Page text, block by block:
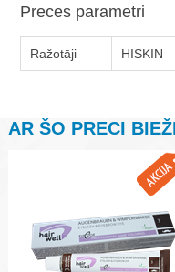
Preces parametri
Ražotāji HISKIN
AR ŠO PRECI